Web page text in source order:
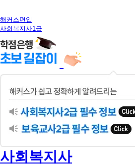
해커스편입
사회복지사1급
사회복지사